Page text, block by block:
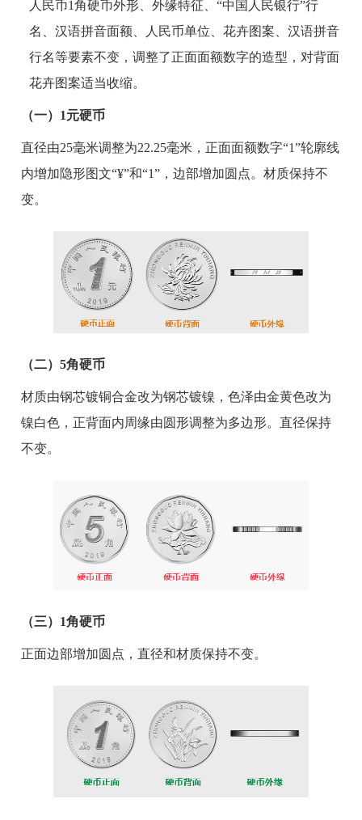
人民币1角硬币外形、外缘特征、“中国人民银行”行
名、汉语拼音面额、人民币单位、花卉图案、汉语拼音
行名等要素不变，调整了正面面额数字的造型，对背面
花卉图案适当收缩。
（一）1元硬币
直径由25毫米调整为22.25毫米，正面面额数字“1”轮廓线
内增加隐形图文“¥”和“1”，边部增加圆点。材质保持不
变。
（二）5角硬币
材质由钢芯镀铜合金改为钢芯镀镍，色泽由金黄色改为
镍白色，正背面内周缘由圆形调整为多边形。直径保持
不变。
（三）1角硬币
正面边部增加圆点，直径和材质保持不变。